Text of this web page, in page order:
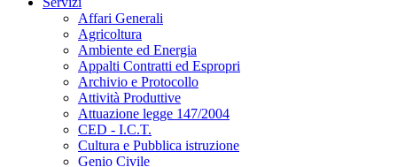
Affari Generali
Agricoltura
Ambiente ed Energia
Appalti Contratti ed Espropri
Archivio e Protocollo
Attività Produttive
Attuazione legge 147/2004
CED - I.C.T.
Cultura e Pubblica istruzione
Genio Civile